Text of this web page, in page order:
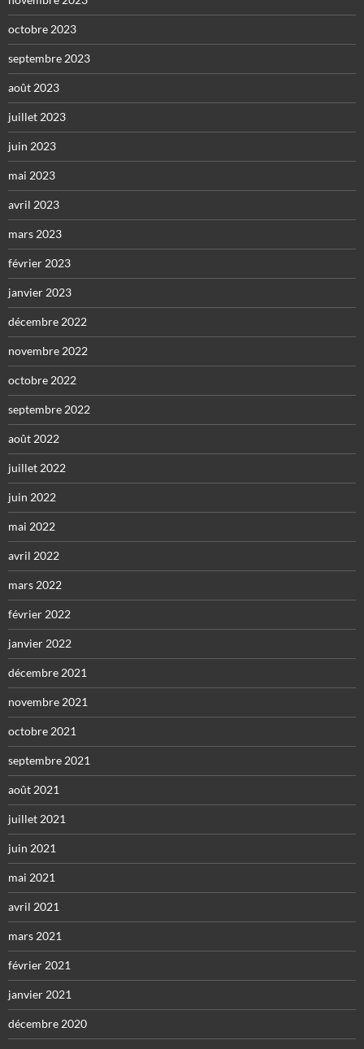
octobre 2023
septembre 2023
août 2023
juillet 2023
juin 2023
mai 2023
avril 2023
mars 2023
février 2023
janvier 2023
décembre 2022
novembre 2022
octobre 2022
septembre 2022
août 2022
juillet 2022
juin 2022
mai 2022
avril 2022
mars 2022
février 2022
janvier 2022
décembre 2021
novembre 2021
octobre 2021
septembre 2021
août 2021
juillet 2021
juin 2021
mai 2021
avril 2021
mars 2021
février 2021
janvier 2021
décembre 2020